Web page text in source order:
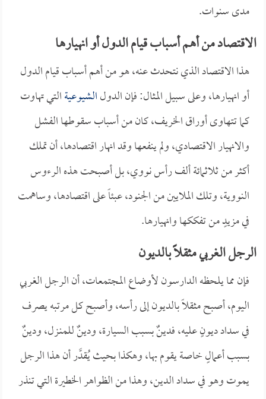
مدى سنوات.
الاقتصاد من أهم أسباب قيام الدول أو انهيارها
هذا الاقتصاد الذي نتحدث عنه، هو من أهم أسباب قيام الدول
أو انهيارها، وعلى سبيل المثال: فإن الدولالشيوعيةالتي تهاوت
كما تتهاوى أوراق الخريف، كان من أسباب سقوطها الفشل
والانهيار الاقتصادي، ولم ينفعها وقد انهار اقتصادها، أن تملك
أكثر من ثلاثمائة ألف رأس نووي، بل أصبحت هذه الرءوس
النووية، وتلك الملايين من الجنود، عبئاً على اقتصادها، وساهمت
في مزيدٍ من تفككها وانهيارها.
الرجل الغربي مثقلاً بالديون
فإن مما يلحظه الدارسون لأوضاع المجتمعات، أن الرجل الغربي
اليوم، أصبح مثقلاً بالديون إلى رأسه، وأصبح كل مرتبه يصرف
في سداد ديونٍ عليه، فدينٌ بسبب السيارة، ودينٌ للمنـزل، ودينٌ
بسبب أعمالٍ خاصة يقوم بها، وهكذا بحيث يُقدَّر أن هذا الرجل
يموت وهو في سداد الدين، وهذا من الظواهر الخطيرة التي تنذر